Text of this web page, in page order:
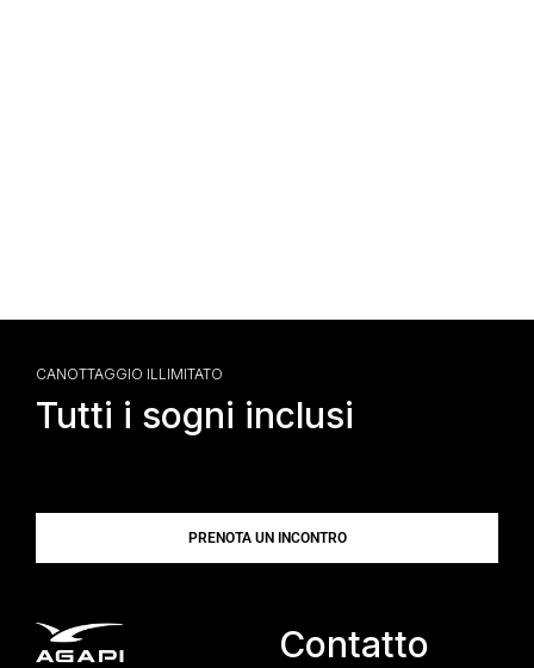
CANOTTAGGIO ILLIMITATO
Tutti i sogni inclusi
PRENOTA UN INCONTRO
Contatto